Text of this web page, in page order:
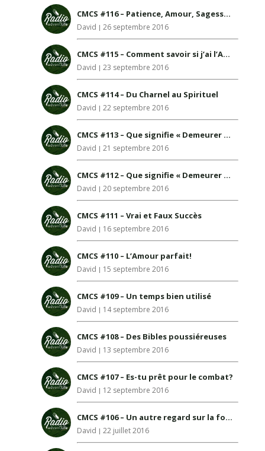
CMCS #116 – Patience, Amour, Sagesse…
David 26 septembre 2016
CMCS #115 – Comment savoir si j’ai l’Amour de Dieu en moi?
David 23 septembre 2016
CMCS #114 – Du Charnel au Spirituel
David 22 septembre 2016
CMCS #113 – Que signifie « Demeurer en Christ » ? Exemplaire
David 21 septembre 2016
CMCS #112 – Que signifie « Demeurer en Christ » ?
David 20 septembre 2016
CMCS #111 – Vrai et Faux Succès
David 16 septembre 2016
CMCS #110 – L’Amour parfait!
David 15 septembre 2016
CMCS #109 – Un temps bien utilisé
David 14 septembre 2016
CMCS #108 – Des Bibles poussiéreuses
David 13 septembre 2016
CMCS #107 – Es-tu prêt pour le combat?
David 12 septembre 2016
CMCS #106 – Un autre regard sur la foule
David 22 juillet 2016